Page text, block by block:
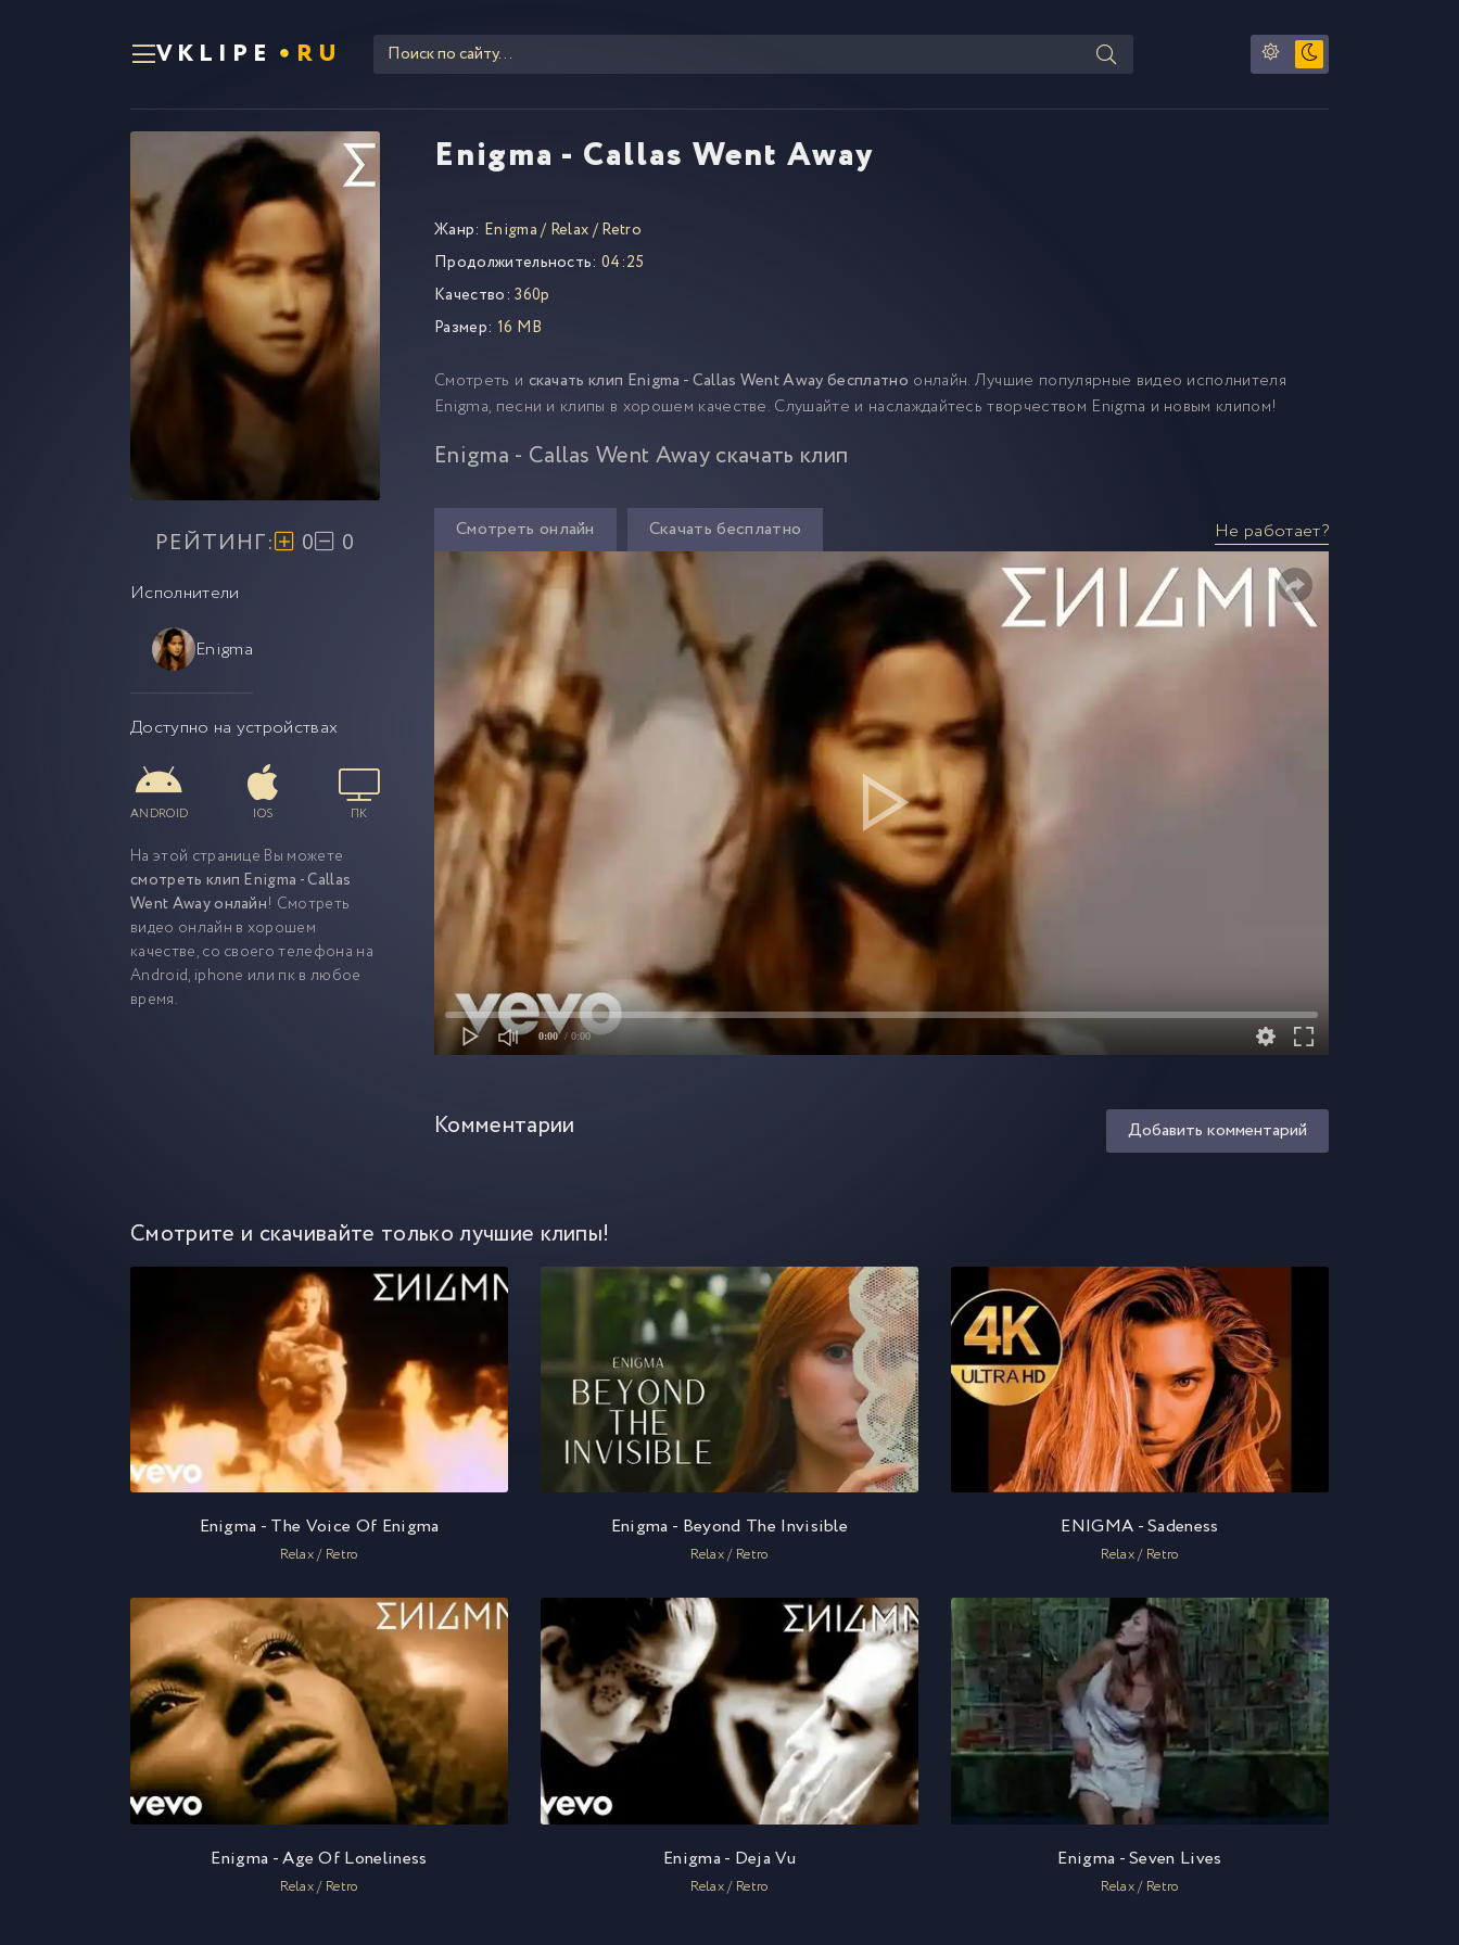
VKLIPE RU
Enigma - Callas Went Away
РЕЙТИНГ: 0 0
Исполнители
Enigma
Доступно на устройствах
ANDROID IOS ПК
На этой странице Вы можете
смотреть клип Enigma - Callas
Went Away онлайн! Смотреть
видео онлайн в хорошем
качестве, со своего телефона на
Android, iphone или пк в любое
время.
Жанр: Enigma/ Relax/Retro
Продолжительность: 04:25
Качество: 360p
Размер: 16 MB
Смотреть и скачать клип Enigma - Callas Went Away бесплатно онлайн. Лучшие популярные видео исполнителя
Enigma, песни и клипы в хорошем качестве. Слушайте и наслаждайтесь творчеством Enigma и новым клипом!
Enigma - Callas Went Away скачать клип
Смотреть онлайн Скачать бесплатно Не работает?
0:00 / 0:00
Комментарии Добавить комментарий
Смотрите и скачивайте только лучшие клипы!
Enigma - The Voice Of Enigma
Relax / Retro
Enigma - Beyond The Invisible
Relax / Retro
ENIGMA - Sadeness
Relax / Retro
Enigma - Age Of Loneliness
Relax / Retro
Enigma - Deja Vu
Relax / Retro
Enigma - Seven Lives
Relax / Retro